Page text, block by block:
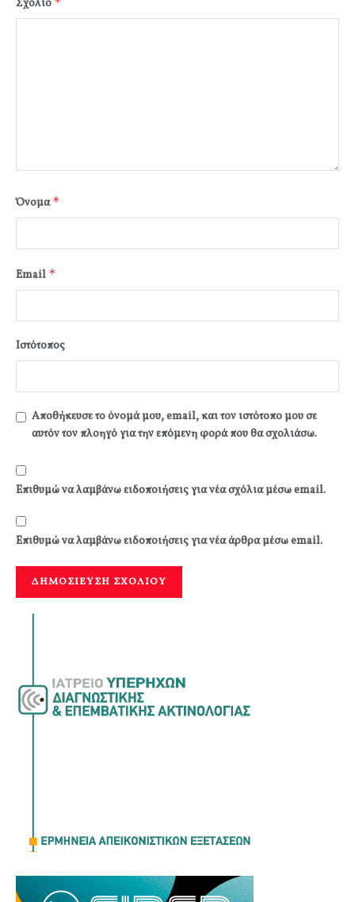
Σχόλιο
Όνομα*
Email *
Ιστότοπος
Αποθήκευσε το όνομά μου, email, και τον ιστότοπο μου σε
αυτόν τον πλοηγό για την επόμενη φορά που θα σχολιάσω.
Επιθυμώ να λαμβάνω ειδοποιήσεις για νέα σχόλια μέσω email.
Επιθυμώ να λαμβάνω ειδοποιήσεις για νέα άρθρα μέσω email.